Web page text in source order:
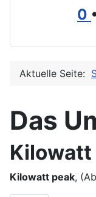
0
Aktuelle Seite:
Das
Kilowatt
Kilowatt peak,